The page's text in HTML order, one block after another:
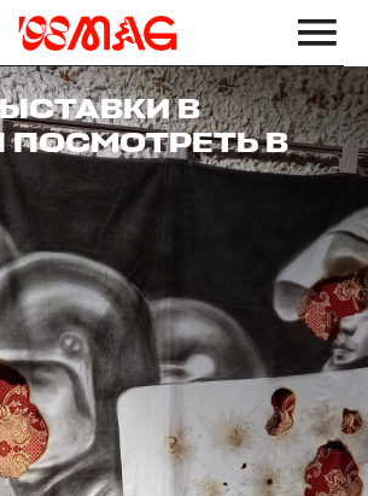
В
ПОСМОТРЕТЬ В